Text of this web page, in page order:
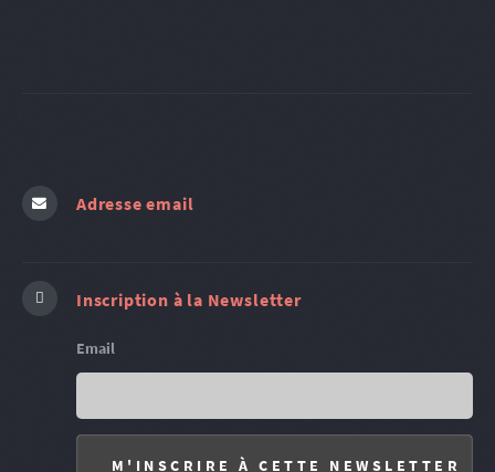
Adresse email
Inscription à la Newsletter
Email